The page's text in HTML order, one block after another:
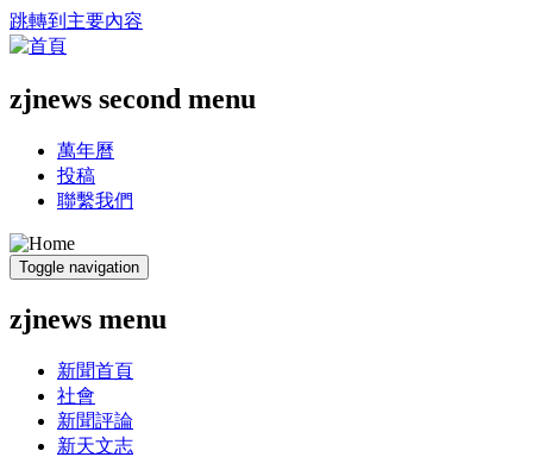
跳轉到主要內容
zjnews second menu
萬年曆
投稿
聯繫我們
Toggle navigation
zjnews menu
新聞首頁
社會
新聞評論
新天文志